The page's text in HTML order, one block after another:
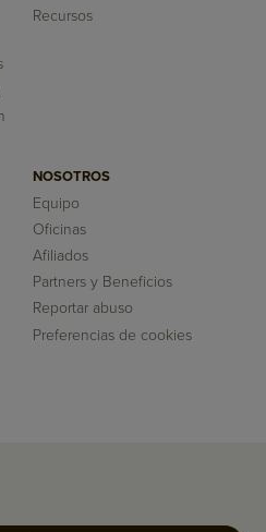
Recursos
NOSOTROS
Equipo
Oficinas
Afiliados
Partners y Beneficios
Reportar abuso
Preferencias de cookies